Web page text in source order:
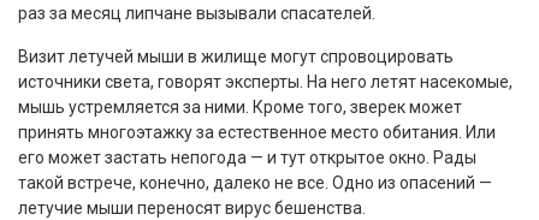
раз за месяц липчане вызывали спасателей.
Визит летучей мыши в жилище могут спровоцировать
источники света, говорят эксперты. На него летят насекомые,
мышь устремляется за ними. Кроме того, зверек может
принять многоэтажку за естественное место обитания. Или
его может застать непогода — и тут открытое окно. Рады
такой встрече, конечно, далеко не все. Одно из опасений —
летучие мыши переносят вирус бешенства.